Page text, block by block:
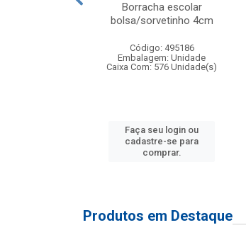
Borracha escolar
bolsa/sorvetinho 4cm
Código: 495186
Embalagem: Unidade
Caixa Com: 576 Unidade(s)
Faça seu login ou
cadastre-se para
comprar.
Produtos em Destaque